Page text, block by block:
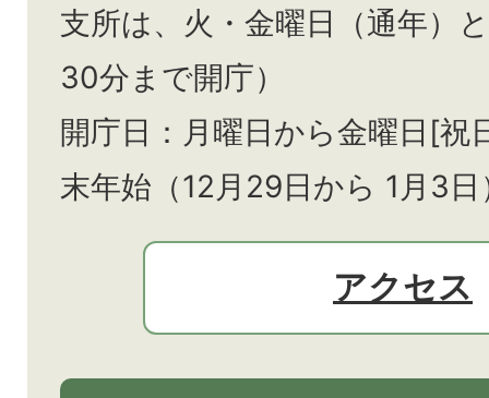
支所は、火・金曜日（通年）と
30分まで開庁）
開庁日：月曜日から金曜日[祝
末年始（12月29日から 1月3
アクセス